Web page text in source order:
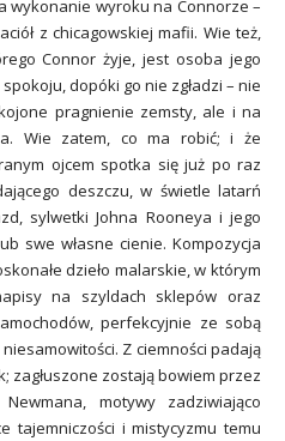
wykonanie wyroku na Connorze –
z chicagowskiej mafii. Wie też,
Connor żyje, jest osoba jego
dopóki go nie zgładzi – nie
pragnienie zemsty, ale i na
Wie zatem, co ma robić; i że
ojcem spotka się już po raz
deszczu, w świetle latarń
sylwetki Johna Rooneya i jego
swe własne cienie. Kompozycja
dzieło malarskie, w którym
na szyldach sklepów oraz
perfekcyjnie ze sobą
Z ciemności padają
zagłuszone zostają bowiem przez
motywy zadziwiająco
tajemniczości i mistycyzmu temu